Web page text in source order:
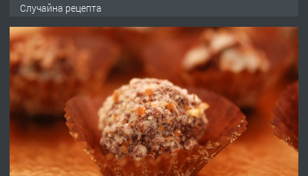
преди 16 часа
ПРЕДЛАГА Под НАЕМ двустаен Орфей
Случайна рецепта